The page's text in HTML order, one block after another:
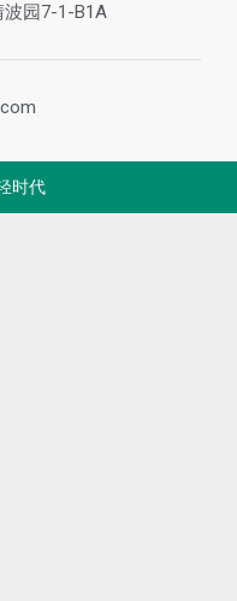
园7-1-B1A
时代